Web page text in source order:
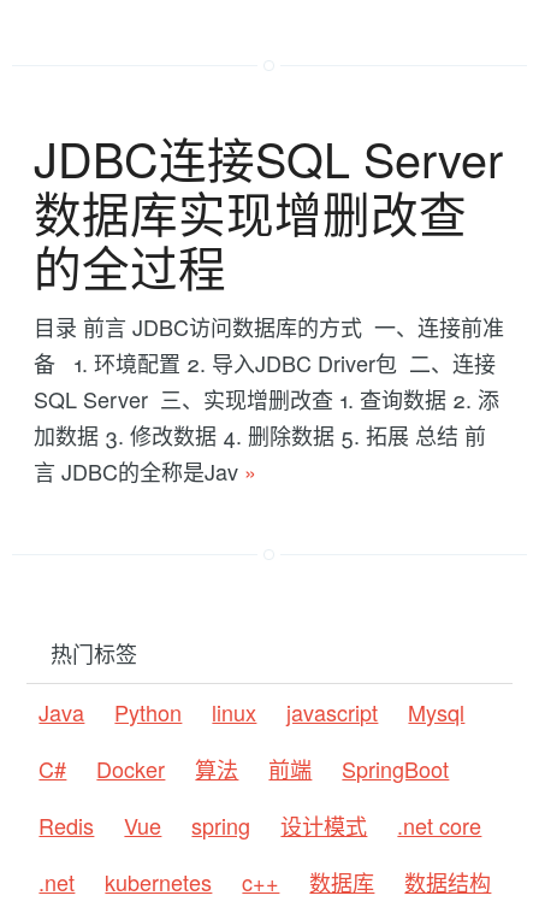
JDBC连接SQL Server
数据库实现增删改查
的全过程
目录 前言 JDBC访问数据库的方式 一、连接前准
备 1. 环境配置 2. 导入JDBC Driver包 二、连接
SQL Server 三、实现增删改查 1. 查询数据 2. 添
加数据 3. 修改数据 4. 删除数据 5. 拓展 总结 前
言 JDBC的全称是Jav »
热门标签
Java
Python linux javascript
Mysql
C#
Docker 算法 前端
SpringBoot
Redis
Vue spring 设计模式
.net core
.net
kubernetes c++ 数据库
数据结构